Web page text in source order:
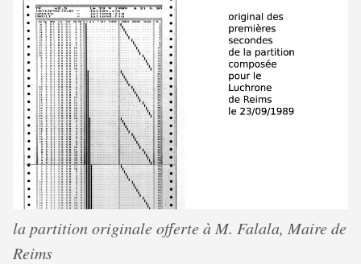
la partition originale offerte à M. Falala, Maire de
Reims